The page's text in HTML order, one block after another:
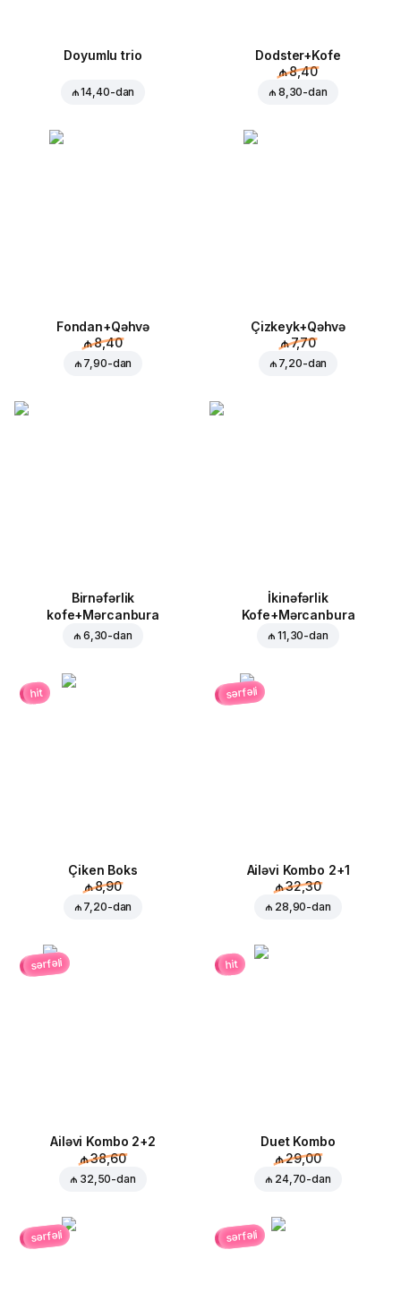
Doyumlu trio
₼ 14,40-dan
Dodster+Kofe
₼ 8,40
₼ 8,30-dan
Fondan+Qəhvə
₼ 8,40
₼ 7,90-dan
Çizkeyk+Qəhvə
₼ 7,70
₼ 7,20-dan
Birnəfərlik
kofe+Mərcanbura
₼ 6,30-dan
İkinəfərlik
Kofe+Mərcanbura
₼ 11,30-dan
hit
Çiken Boks
₼ 8,90
₼ 7,20-dan
sərfəli
Ailəvi Kombo 2+1
₼ 32,30
₼ 28,90-dan
sərfəli
Ailəvi Kombo 2+2
₼ 38,60
₼ 32,50-dan
hit
Duet Kombo
₼ 29,00
₼ 24,70-dan
sərfəli sərfəli